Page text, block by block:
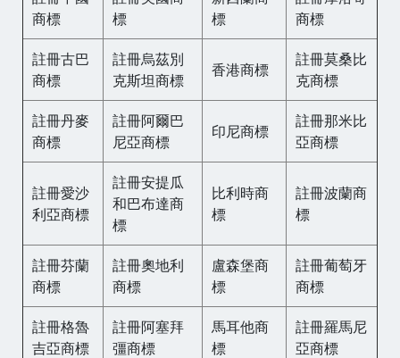
商標
標
標
商標
註冊古巴
商標
註冊烏茲別
克斯坦商標
香港商標
註冊莫桑比
克商標
註冊丹麥
商標
註冊阿爾巴
尼亞商標
印尼商標
註冊那米比
亞商標
註冊愛沙
利亞商標
註冊安提瓜
和巴布達商
標
比利時商
標
註冊波蘭商
標
註冊芬蘭
商標
註冊奧地利
商標
盧森堡商
標
註冊葡萄牙
商標
註冊格魯
吉亞商標
註冊阿塞拜
彊商標
馬耳他商
標
註冊羅馬尼
亞商標